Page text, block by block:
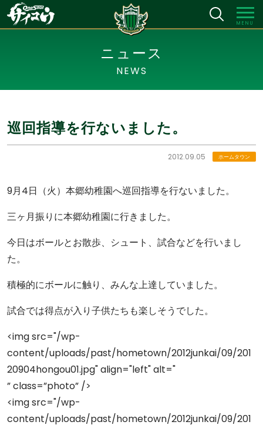
MENU
ニュース
NEWS
巡回指導を行ないました。
2012.09.05 ホームタウン
9月4日（火）本郷幼稚園へ巡回指導を行ないました。
三ヶ月振りに本郷幼稚園に行きました。
今日はボールとお散歩、シュート、試合などを行いまし
た。
積極的にボールに触り、みんな上達していました。
試合では得点が入り子供たちも楽しそうでした。
<img src="/wp-
content/uploads/past/hometown/2012junkai/09/201
20904hongou01.jpg" align="left" alt="
” class=”photo” />
<img src="/wp-
content/uploads/past/hometown/2012junkai/09/201